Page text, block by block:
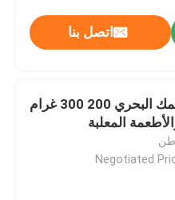
اتصل بنا
سمك السمك البحري 200 300 غرام
المعلبة